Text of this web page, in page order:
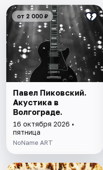
от 2 000 ₽
Павел Пиковский.
Акустика в
Волгограде.
16 октября 2026 •
пятница
NoName ART